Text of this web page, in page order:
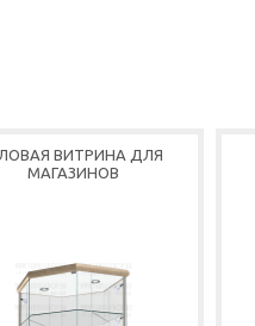
ВИТРИНА ДЛЯ
МАГАЗИНОВ